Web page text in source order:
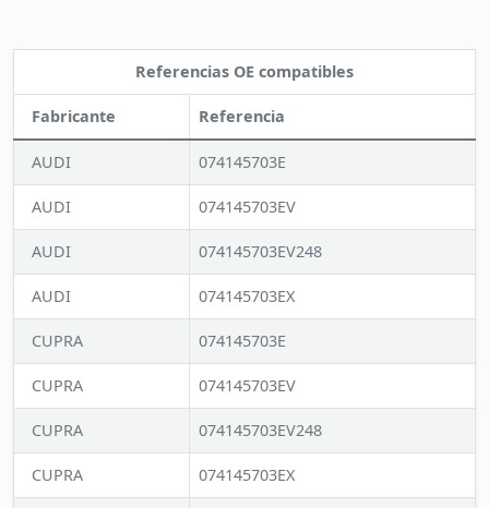
Referencias OE compatibles
Fabricante Referencia
AUDI 074145703E
AUDI 074145703EV
AUDI 074145703EV248
AUDI 074145703EX
CUPRA 074145703E
CUPRA 074145703EV
CUPRA 074145703EV248
CUPRA 074145703EX